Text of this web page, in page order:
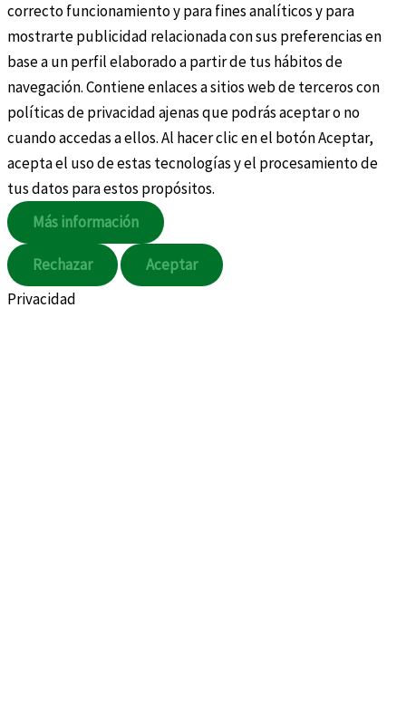
correcto funcionamiento y para fines analíticos y para
mostrarte publicidad relacionada con sus preferencias en
base a un perfil elaborado a partir de tus hábitos de
navegación. Contiene enlaces a sitios web de terceros con
políticas de privacidad ajenas que podrás aceptar o no
cuando accedas a ellos. Al hacer clic en el botón Aceptar,
acepta el uso de estas tecnologías y el procesamiento de
tus datos para estos propósitos.
Más información
Rechazar
Aceptar
Privacidad